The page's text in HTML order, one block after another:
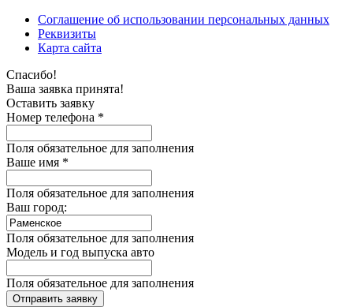
Соглашение об использовании персональных данных
Реквизиты
Карта сайта
Спасибо!
Ваша заявка принята!
Оставить заявку
Номер телефона *
Поля обязательное для заполнения
Ваше имя *
Поля обязательное для заполнения
Ваш город:
Поля обязательное для заполнения
Модель и год выпуска авто
Поля обязательное для заполнения
Отправить заявку